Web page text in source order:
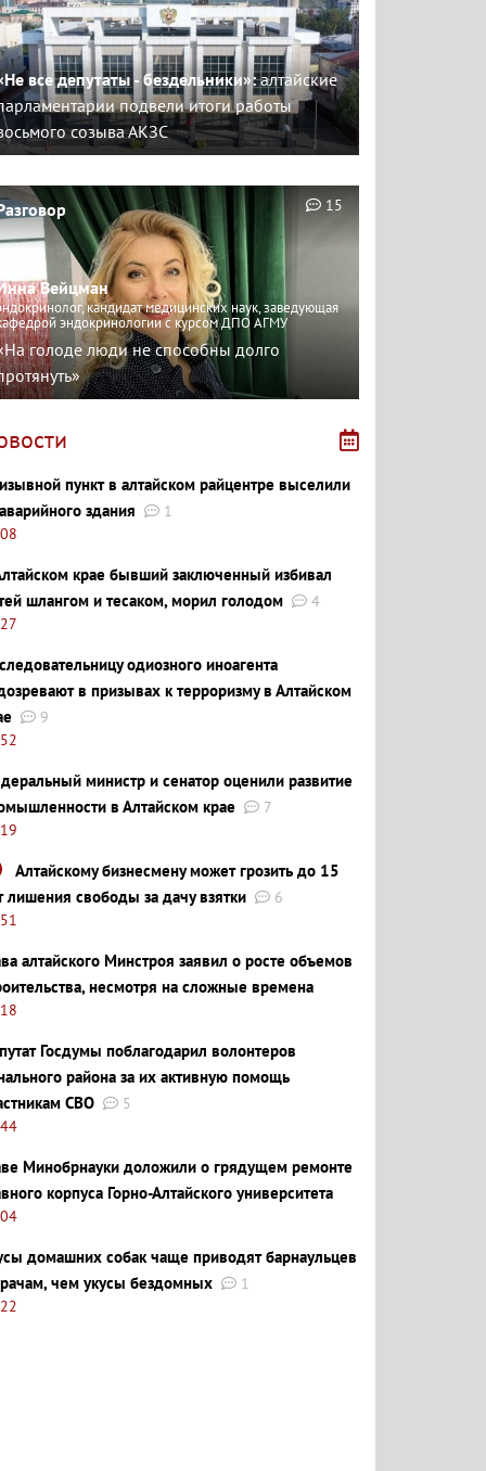
все депутаты - бездельники»:алтайские
подвели итоги работы
созыва АКЗС
Вейцман
кандидат медицинских наук, заведующая
эндокринологии с курсом ДПО АГМУ
голоде люди не способны долго
15
пункт в алтайском райцентре выселили
здания
1
крае бывший заключенный избивал
шлангом и тесаком, морил голодом
4
одиозного иноагента
в призывах к терроризму в Алтайском
9
министр и сенатор оценили развитие
в Алтайском крае
7
Алтайскому бизнесмену может грозить до 15
лишения свободы за дачу взятки
6
алтайского Минстроя заявил о росте объемов
несмотря на сложные времена
Госдумы поблагодарил волонтеров
района за их активную помощь
СВО
5
Минобрнауки доложили о грядущем ремонте
корпуса Горно-Алтайского университета
домашних собак чаще приводят барнаульцев
чем укусы бездомных
1